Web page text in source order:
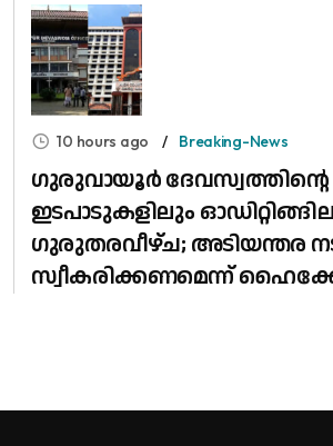
10 hours ago Breaking-News
ഗുരുവായൂർ ദേവസ്വത്തിന്റെ
ഇടപാടുകളിലും
ഗുരുതരവീഴ്ച; അടിയന്തര
സ്വീകരിക്കണമെന്ന്